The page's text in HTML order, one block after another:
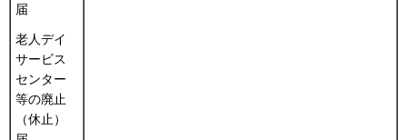
届
老人デイ
サービス
センター
等の廃止
（休止）